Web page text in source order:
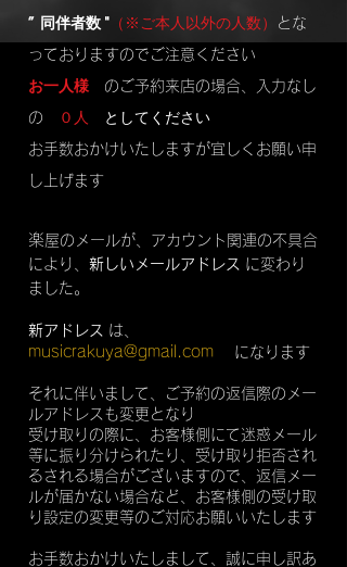
” 同伴者数 " （※ご本人以外の人数） とな
っておりますのでご注意ください
お一人様 のご予約来店の場合、入力なし
の ０人 としてください
お手数おかけいたしますが宜しくお願い申
し上げます
楽屋のメールが、アカウント関連の不具合
により、 新しいメールアドレス に変わり
ました。
新アドレス は、
musicrakuya@gmail.com になります
それに伴いまして、ご予約の返信際のメー
ルアドレスも変更となり
受け取りの際に、お客様側にて迷惑メール
等に振り分けられたり、受け取り拒否され
るされる場合がございますので、返信メー
ルが届かない場合など、お客様側の受け取
り設定の変更等のご対応お願いいたします
お手数おかけいたしまして、誠に申し訳あ